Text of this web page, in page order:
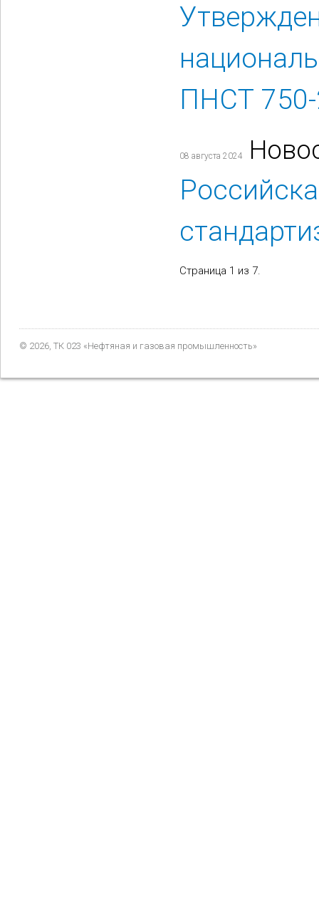
ПНСТ
08 августа 2024
Страница 1 из 7.
© 2026, ТК 023 «Нефтяная и газовая промышленность»